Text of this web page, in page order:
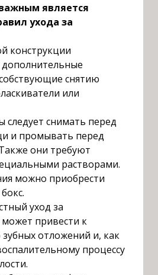
является
ухода за
конструкции
снятию
или
снимать перед
и промывать перед
они требуют
растворами.
можно приобрести
уход за
привести к
отложений и, как
процессу